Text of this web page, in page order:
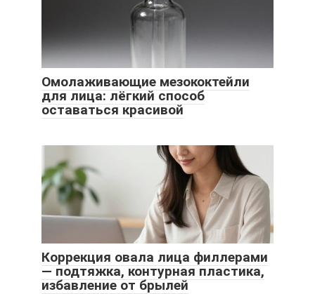
Омолаживающие мезококтейли
для лица: лёгкий способ
оставаться красивой
Коррекция овала лица филлерами
— подтяжка, контурная пластика,
избавление от брылей